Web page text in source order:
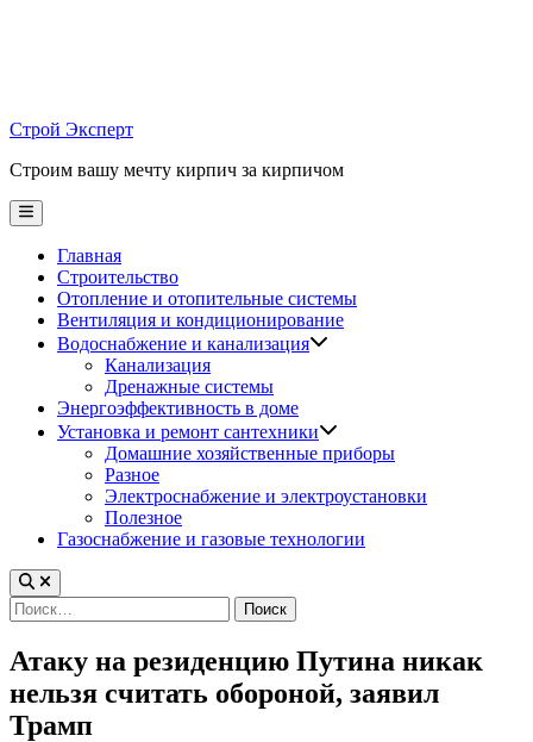
Строй Эксперт
Строим вашу мечту кирпич за кирпичом
Main
Menu
Главная
Строительство
Отопление и отопительные системы
Вентиляция и кондиционирование
Водоснабжение и канализация
Канализация
Дренажные системы
Энергоэффективность в доме
Установка и ремонт сантехники
Домашние хозяйственные приборы
Разное
Электроснабжение и электроустановки
Полезное
Газоснабжение и газовые технологии
Найти:
Атаку на резиденцию Путина никак
нельзя считать обороной, заявил
Трамп